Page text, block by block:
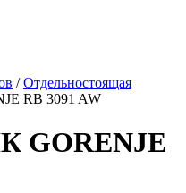
/Отдельностоящая
RB 3091 AW